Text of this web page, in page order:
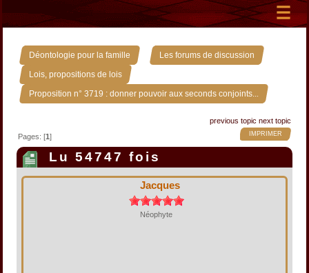
Déontologie pour la famille » Les forums de discussion »
Lois, propositions de lois »
Proposition n° 3719 : donner pouvoir aux seconds conjoints...
previous topic next topic
IMPRIMER
Pages: [1]
Lu 54747 fois
Jacques
Néophyte